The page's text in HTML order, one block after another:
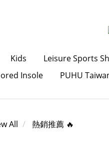
Kids Leisure Sports
Insole
PUHU
All 熱銷推薦 🔥